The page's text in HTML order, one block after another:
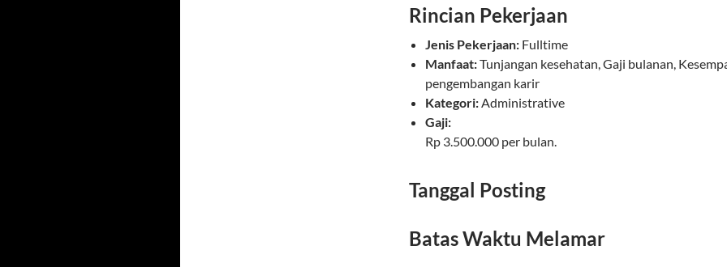
Rincian Pekerjaan
Jenis Pekerjaan: Fulltime
Manfaat:Tunjangan kesehatan, Gaji bulanan,
pengembangan karir
Kategori:Administrative
Gaji:
Rp 3.500.000 per bulan.
Tanggal Posting
Batas Waktu Melamar